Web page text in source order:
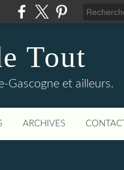
Tout
Gascogne et ailleurs.
ARCHIVES CONTACT